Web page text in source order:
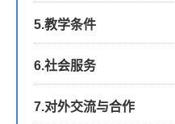
5.教学条件
6.社会服务
7.对外交流与合作